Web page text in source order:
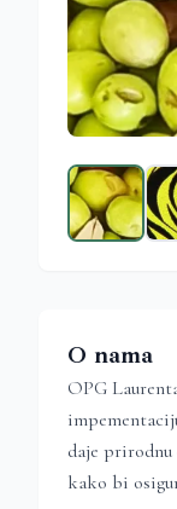
O nama
OPG
daje
kako bi